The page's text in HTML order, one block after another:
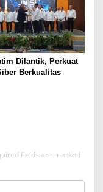
Dilantik, Perkuat
Berkualitas
fields are marked